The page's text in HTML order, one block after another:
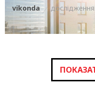
vikonda дослідження